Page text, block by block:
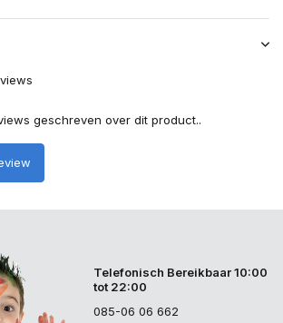
geschreven over dit product..
Telefonisch Bereikbaar 10:00
tot 22:00
085-06 06 662